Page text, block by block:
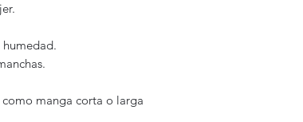
manga corta o larga